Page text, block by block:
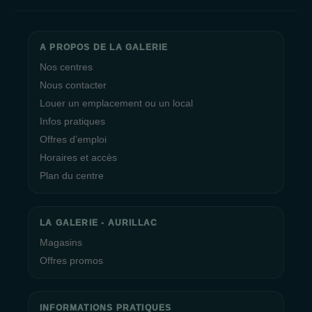
La direction et l'ensemble du personnel du centre commercial
La Galerie Aurillac vous souhaitent une agréable visite et vous
remercie de votre fidélité.
A PROPOS DE LA GALERIE
Nos centres
Nous contacter
Louer un emplacement ou un local
Infos pratiques
Offres d’emploi
Horaires et accès
Plan du centre
LA GALERIE - AURILLAC
Magasins
Offres promos
INFORMATIONS PRATIQUES